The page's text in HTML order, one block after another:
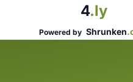
4.ly
Powered by Shrunken